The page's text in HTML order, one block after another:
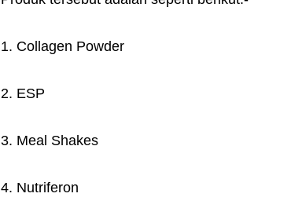
1. Collagen Powder
2. ESP
3. Meal Shakes
4. Nutriferon